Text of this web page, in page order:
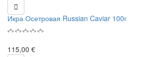

Икра Осетровая Russian Caviar 100г
115,00 €